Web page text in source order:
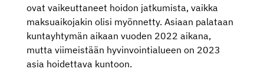
ovat vaikeuttaneet hoidon jatkumista, vaikka
maksuaikojakin olisi myönnetty. Asiaan palataan
kuntayhtymän aikaan vuoden 2022 aikana,
mutta viimeistään hyvinvointialueen on 2023
asia hoidettava kuntoon.